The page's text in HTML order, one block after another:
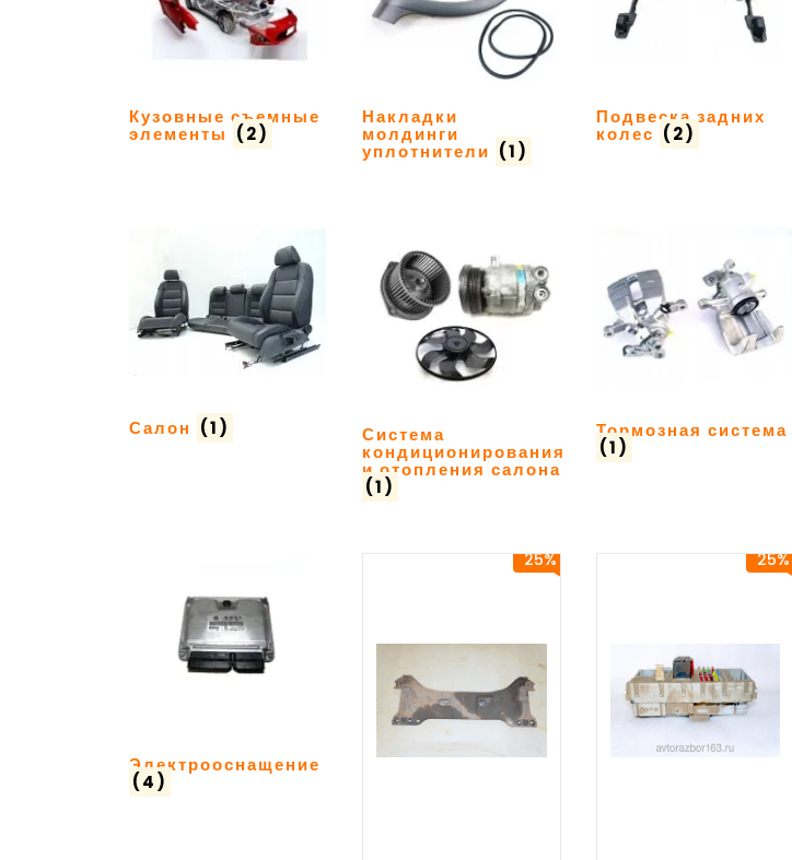
Кузовные съемные
элементы (2)
Накладки
молдинги
уплотнители (1)
Подвеска задних
колес (2)
Салон (1) Система
кондиционирования
и отопления салона
(1)
Тормозная система
(1)
Электрооснащение
(4)
25% 25%